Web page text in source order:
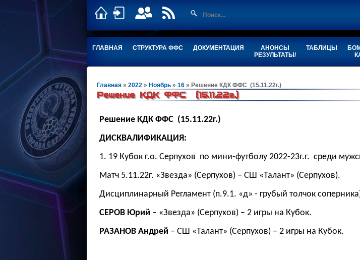
ГЛАВНАЯ СТРУКТУРА ФФС ДОКУМЕНТАЦИЯ
АНОНСЫ
РЕЗУЛЬТАТЫ/
ТАБЛИЦЫ
Главная » 2022 » Ноябрь » 16 » Решение КДК ФФС (15.11.22г.)
Решение КДК ФФС (15.11.22г.)
Решение КДК ФФС (15.11.22г.)
ДИСКВАЛИФИКАЦИЯ:
1. 19 Кубок г.о. Серпухов по мини-футболу 2022-23г.г. среди
Матч 5.11.22г. «Звезда» (Серпухов) – СШ «Талант» (Серпухов).
Дисциплинарный Регламент (п.9.1. «д» - грубый толчок
СЕРОВ Юрий – «Звезда» (Серпухов) – 2 игры на Кубок.
РАЗАНОВ Андрей – СШ «Талант» (Серпухов) – 2 игры на Кубок.